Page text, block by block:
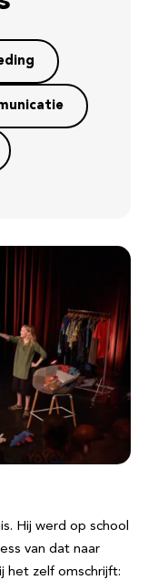
Hij werd op school
van dat naar
het zelf omschrijft: